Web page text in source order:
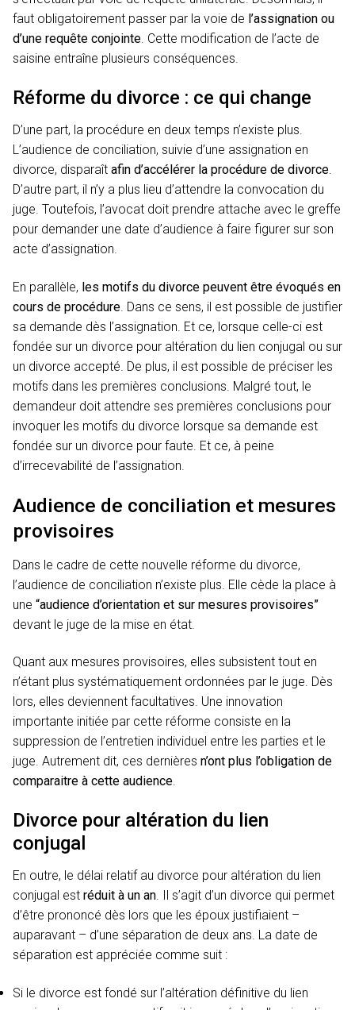
faut obligatoirement passer par la voie de l’assignation ou
d’une requête conjointe. Cette modification de l’acte de
saisine entraîne plusieurs conséquences.
Réforme du divorce : ce qui change
D’une part, la procédure en deux temps n’existe plus.
L’audience de conciliation, suivie d’une assignation en
divorce, disparaît afin d’accélérer la procédure de divorce.
D’autre part, il n’y a plus lieu d’attendre la convocation du
juge. Toutefois, l’avocat doit prendre attache avec le greffe
pour demander une date d’audience à faire figurer sur son
acte d’assignation.
En parallèle, les motifs du divorce peuvent être évoqués en
cours de procédure . Dans ce sens, il est possible de justifier
sa demande dès l’assignation. Et ce, lorsque celle-ci est
fondée sur un divorce pour altération du lien conjugal ou sur
un divorce accepté. De plus, il est possible de préciser les
motifs dans les premières conclusions. Malgré tout, le
demandeur doit attendre ses premières conclusions pour
invoquer les motifs du divorce lorsque sa demande est
fondée sur un divorce pour faute. Et ce, à peine
d’irrecevabilité de l’assignation.
Audience de conciliation et mesures
provisoires
Dans le cadre de cette nouvelle réforme du divorce,
l’audience de conciliation n’existe plus. Elle cède la place à
une “audience d’orientation et sur mesures provisoires”
devant le juge de la mise en état.
Quant aux mesures provisoires, elles subsistent tout en
n’étant plus systématiquement ordonnées par le juge. Dès
lors, elles deviennent facultatives. Une innovation
importante initiée par cette réforme consiste en la
suppression de l’entretien individuel entre les parties et le
juge. Autrement dit, ces dernières n’ont plus l’obligation de
comparaitre à cette audience.
Divorce pour altération du lien
conjugal
En outre, le délai relatif au divorce pour altération du lien
conjugal est réduit à un an. Il s’agit d’un divorce qui permet
d’être prononcé dès lors que les époux justifiaient –
auparavant – d’une séparation de deux ans. La date de
séparation est appréciée comme suit :
Si le divorce est fondé sur l’altération définitive du lien